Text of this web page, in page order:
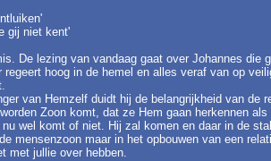
gij niet kent'
De lezing van vandaag gaat over Johannes die
hoog in de hemel en alles veraf van op
van Hemzelf duidt hij de belangrijkheid van de
Zoon komt, dat ze Hem gaan herkennen
wel komt of niet. Hij zal komen en daar in de
mensenzoon maar in het opbouwen van een
met jullie over hebben.